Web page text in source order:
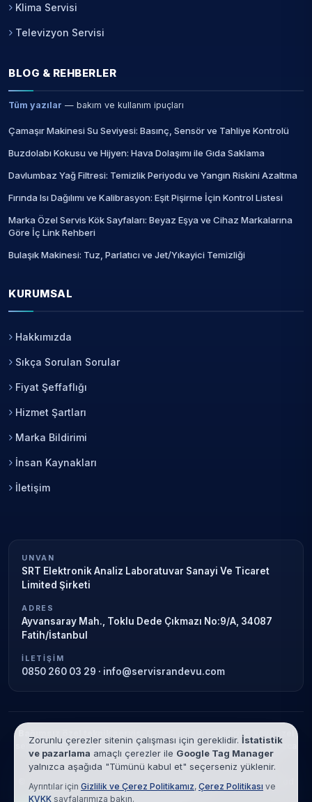
Klima Servisi
Televizyon Servisi
BLOG & REHBERLER
Tüm yazılar — bakım ve kullanım ipuçları
Çamaşır Makinesi Su Seviyesi: Basınç, Sensör ve Tahliye Kontrolü
Buzdolabı Kokusu ve Hijyen: Hava Dolaşımı ile Gıda Saklama
Davlumbaz Yağ Filtresi: Temizlik Periyodu ve Yangın Riskini Azaltma
Fırında Isı Dağılımı ve Kalibrasyon: Eşit Pişirme İçin Kontrol Listesi
Marka Özel Servis Kök Sayfaları: Beyaz Eşya ve Cihaz Markalarına
Göre İç Link Rehberi
Bulaşık Makinesi: Tuz, Parlatıcı ve Jet/Yıkayici Temizliği
KURUMSAL
Hakkımızda
Sıkça Sorulan Sorular
Fiyat Şeffaflığı
Hizmet Şartları
Marka Bildirimi
İnsan Kaynakları
İletişim
UNVAN
SRT Elektronik Analiz Laboratuvar Sanayi Ve Ticaret
Limited Şirketi
ADRES
Ayvansaray Mah., Toklu Dede Çıkmazı No:9/A, 34087
Fatih/İstanbul
İLETIŞIM
0850 260 03 29 · info@servisrandevu.com
Garanti süresi sona ermiş veya özel
servis kapsamındaki cihazlar için hizmet verilir. Marka adları yalnızca
tanımlama amaçlıdır; yetkili servis ilişkisi bulunmamaktadır.
© 2026 SRT Elektronik Analiz Laboratuvar Sanayi Ve Ticaret Limited
Şirketi. Tüm hakları saklıdır.
Zorunlu çerezler sitenin çalışması için gereklidir. İstatistik
ve pazarlama amaçlı çerezler ile Google Tag Manager
yalnızca aşağıda "Tümünü kabul et" seçerseniz yüklenir.
Ayrıntılar için Gizlilik ve Çerez Politikamız, Çerez Politikası ve
KVKK sayfalarımıza bakın.